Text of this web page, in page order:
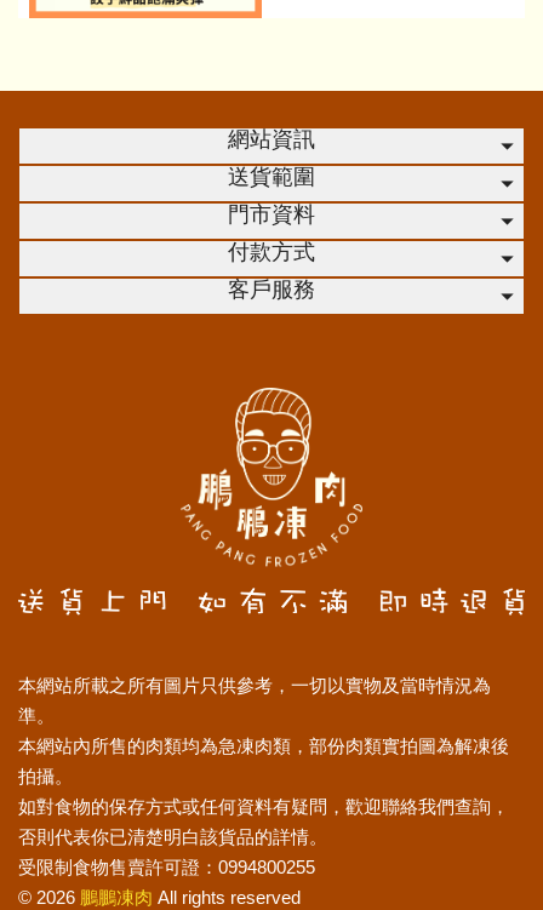
網站資訊
送貨範圍
門市資料
付款方式
客戶服務
本網站所載之所有圖片只供參考，一切以實物及當時情況為
準。
本網站內所售的肉類均為急凍肉類，部份肉類實拍圖為解凍後
拍攝。
如對食物的保存方式或任何資料有疑問，歡迎聯絡我們查詢，
否則代表你已清楚明白該貨品的詳情。
受限制食物售賣許可證：0994800255
© 2026 鵬鵬凍肉 All rights reserved